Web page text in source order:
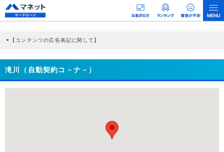
【コンテンツの広告表記に関して】
商品を根拠なくPRするものではなく、当編集部の調査／ユーザーへの口コミ収集な
どに基づき、公平性を担保した情報提供を行っています。
>提携企業一覧
滝川（自動契約コ－ナ－）